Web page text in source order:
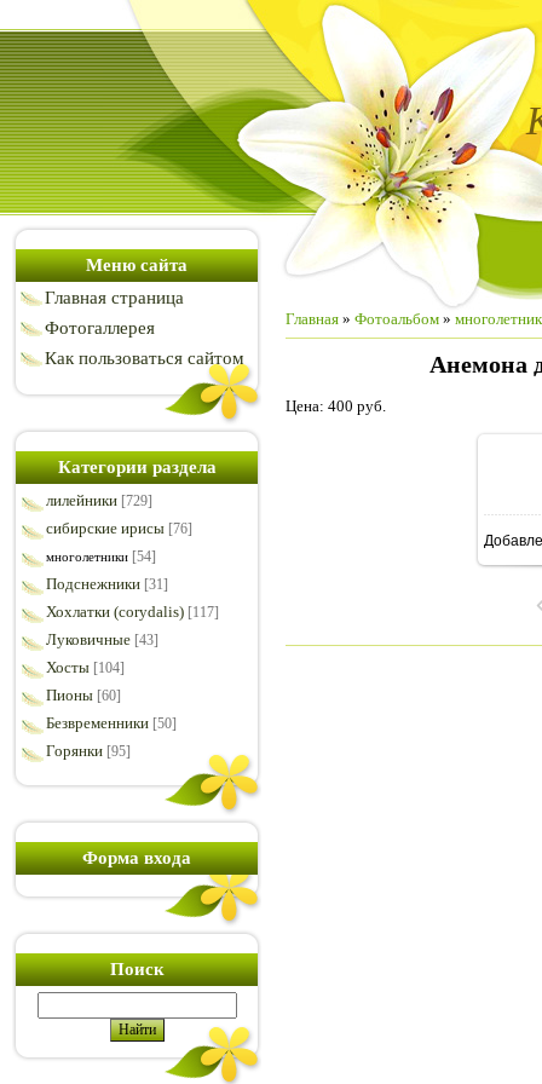
Меню сайта
Главная страница
Фотогаллерея
Как пользоваться сайтом
Категории раздела
лилейники [729]
сибирские ирисы [76]
многолетники [54]
Подснежники [31]
Хохлатки (corydalis) [117]
Луковичные [43]
Хосты [104]
Пионы [60]
Безвременники [50]
Горянки [95]
Форма входа
Поиск
Главная » Фотоальбом »
Анемона
Цена: 400 руб.